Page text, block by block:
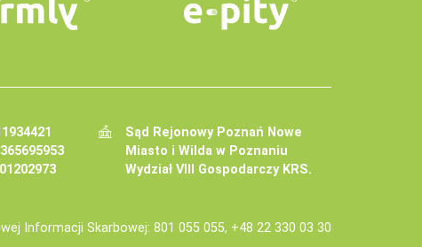
Sąd Rejonowy Poznań Nowe
Miasto i Wilda w Poznaniu
Wydział VIII Gospodarczy KRS.
Informacji Skarbowej: 801 055 055, +48 22 330 03 30